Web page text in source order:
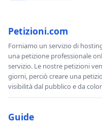
Petizioni.com
Forniamo un servizio di
una petizione professionale
servizio. Le nostre petizioni
giorni, perciò creare una
visibilità dal pubblico e da
Guide